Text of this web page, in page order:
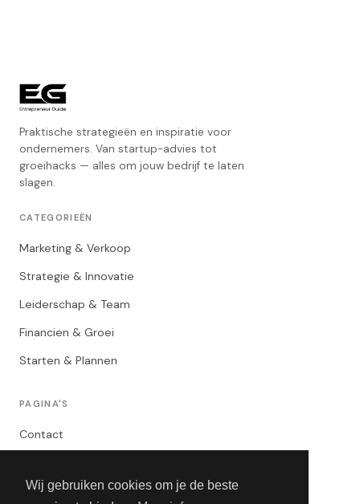
Wij gebruiken cookies om je de beste
Praktische strategieën en inspiratie voor
ondernemers. Van startup-advies tot
groeihacks — alles om jouw bedrijf te laten
slagen.
CATEGORIEËN
Marketing & Verkoop
Strategie & Innovatie
Leiderschap & Team
Financien & Groei
Starten & Plannen
PAGINA'S
Contact
Algemene Voorwaarden